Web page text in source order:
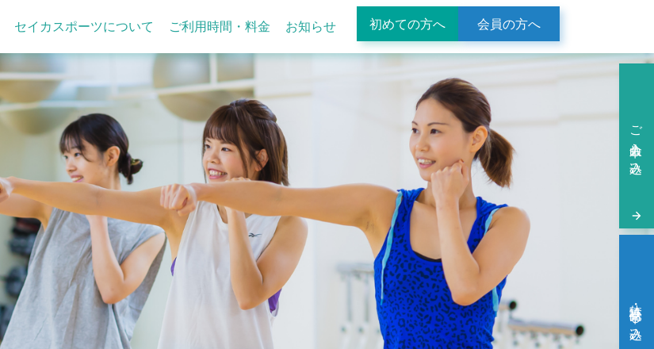
セイカスポーツについて ご利用時間・料金 お知らせ 初めての方へ 会員の方へ
ご入会申し込み
体験・見学申し込み